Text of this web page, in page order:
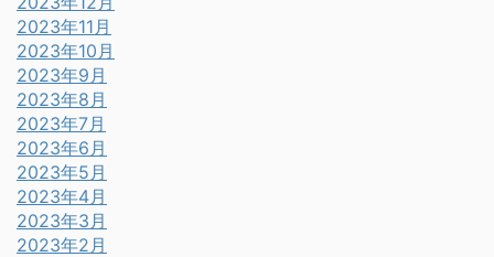
2023年11月
2023年10月
2023年9月
2023年8月
2023年7月
2023年6月
2023年5月
2023年4月
2023年3月
2023年2月